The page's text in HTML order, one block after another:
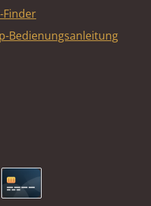
Finder
Bedienungsanleitung